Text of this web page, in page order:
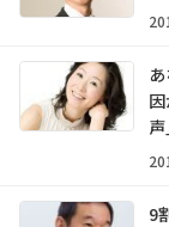
声
9